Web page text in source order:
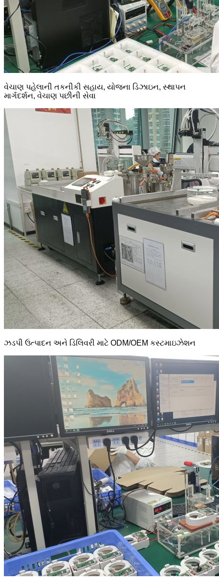
વેચાણ પહેલાની તકનીકી સહાય, યોજના ડિઝાઇન, સ્થાપન
માર્ગદર્શન, વેચાણ પછીની સેવા
ઝડપી ઉત્પાદન અને ડિલિવરી માટે ODM/OEM કસ્ટમાઇઝેશન